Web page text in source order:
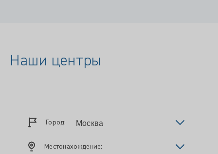
Наши центры
Город:
Местонахождение: